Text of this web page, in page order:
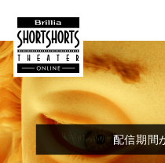
配信期間